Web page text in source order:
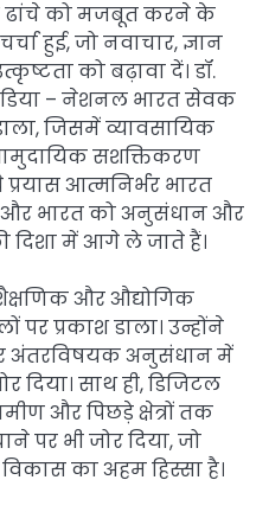
को मजबूत करने के
हुई, जो नवाचार, ज्ञान
को बढ़ावा दें। डॉ.
– नेशनल भारत सेवक
जिसमें व्यावसायिक
सशक्तिकरण
आत्मनिर्भर भारत
भारत को अनुसंधान और
दिशा में आगे ले जाते हैं।
और औद्योगिक
पर प्रकाश डाला। उन्होंने
अंतरविषयक अनुसंधान में
साथ ही, डिजिटल
और पिछड़े क्षेत्रों तक
पर भी जोर दिया, जो
का अहम हिस्सा है।